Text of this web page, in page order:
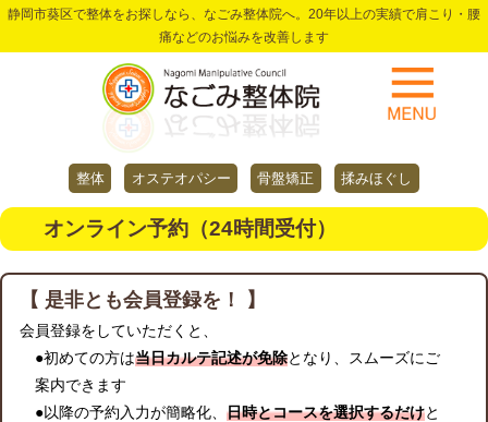
静岡市葵区で整体をお探しなら、なごみ整体院へ。20年以上の実績で肩こり・腰
痛などのお悩みを改善します
整体 オステオパシー 骨盤矯正 揉みほぐし
オンライン予約（24時間受付）
【 是非とも会員登録を！ 】
会員登録をしていただくと、
●初めての方は当日カルテ記述が免除となり、スムーズにご
案内できます
●以降の予約入力が簡略化、 日時とコースを選択するだけと